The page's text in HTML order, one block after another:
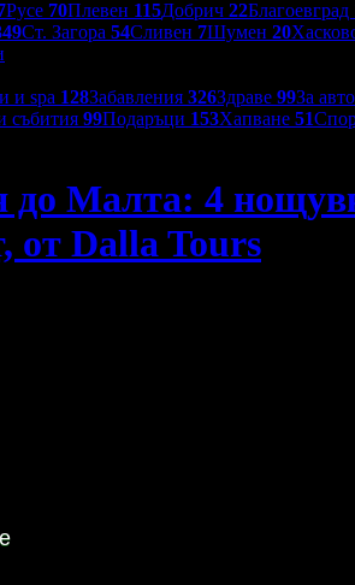
Русе 70Плевен 115Добрич 22Благоевград
Ст. Загора 54Сливен 7Шумен 20
и spa 128Забавления 326Здраве 99За
събития 99Подаръци 153Хапване 51
до Малта: 4
от Dalla Tours